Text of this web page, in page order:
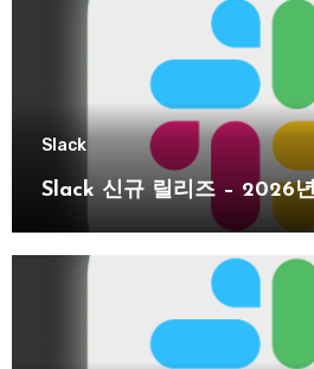
Slack
Slack 신규 릴리즈 – 2026